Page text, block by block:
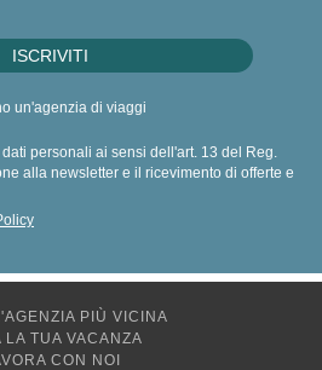
un'agenzia di viaggi
personali ai sensi dell'art. 13 del Reg.
alla newsletter e il ricevimento di offerte e
PIÙ VICINA
LA TUA VACANZA
CON NOI